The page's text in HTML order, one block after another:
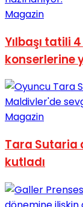
Magazin
Yılbaşı tatili
konserlerine
Magazin
Tara Sutaria
kutladı